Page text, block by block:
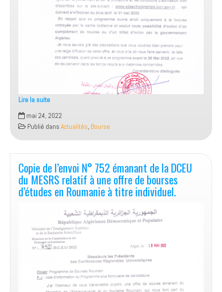
Lire la suite
Offre
de
bourses
d’études
du
gouvernement
indien.
mai 24, 2022
Publié dans Actualités, Bourse
Copie de l’envoi N° 752 émanant de la DCEU
du MESRS relatif à une offre de bourses
d’études en Roumanie à titre individuel.